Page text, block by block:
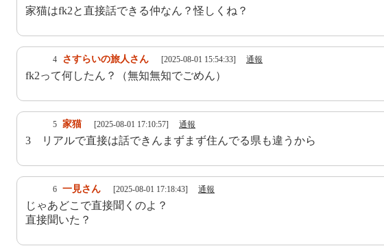
家猫はfk2と直接話できる仲なん？怪しくね？
4 さすらいの旅人さん [2025-08-01 15:54:33] 通報
fk2って何したん？（無知無知でごめん）
5 家猫 [2025-08-01 17:10:57] 通報
3 リアルで直接は話できんまずまず住んでる県も違うから
6 一見さん [2025-08-01 17:18:43] 通報
じゃあどこで直接聞くのよ？
直接聞いた？